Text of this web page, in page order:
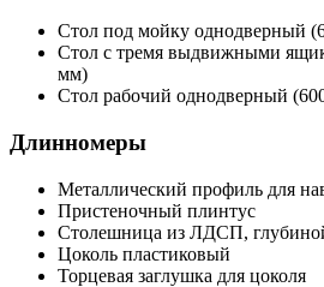
Стол под мойку однодверный
Стол с тремя выдвижными
мм)
Стол рабочий однодверный
Длинномеры
Металлический профиль для
Пристеночный плинтус
Столешница из ЛДСП,
Цоколь пластиковый
Торцевая заглушка для цоколя